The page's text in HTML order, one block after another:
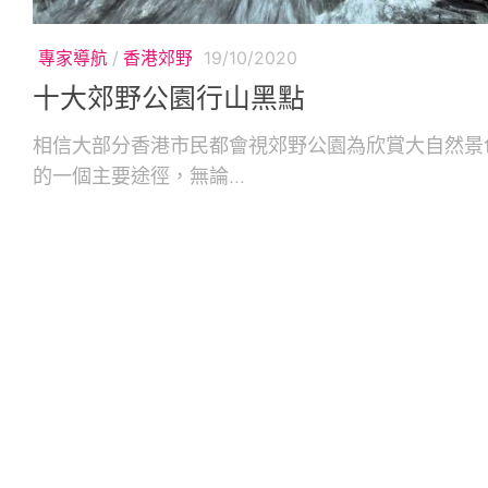
專家導航/ 香港郊野 19/10/2020
十大郊野公園行山黑點
相信大部分香港市民都會視郊野公園為欣賞大自然景
的一個主要途徑，無論...